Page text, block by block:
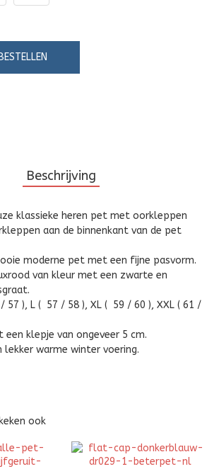
Beschrijving
klassieke heren pet met oorkleppen
aan de binnenkant van de pet
moderne pet met een fijne pasvorm.
van kleur met een zwarte en
/ 57 ), L ( 57 / 58 ), XL ( 59 / 60 ), XXL ( 61 /
klepje van ongeveer 5 cm.
lekker warme winter voering.
ook